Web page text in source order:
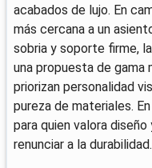
acabados de lujo. En
más cercana a un
sobria y soporte firme,
una propuesta de gama
priorizan personalidad
pureza de materiales.
para quien valora
renunciar a la durabilidad.